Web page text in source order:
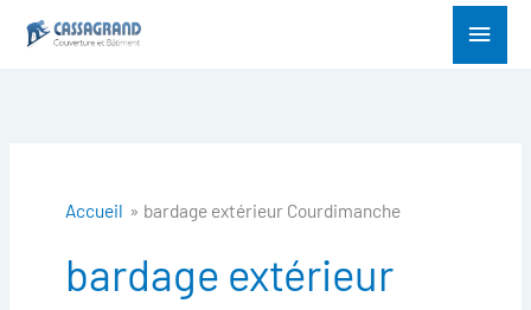
Menu
Accueil bardage extérieur Courdimanche
bardage extérieur